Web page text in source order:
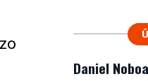
Daniel